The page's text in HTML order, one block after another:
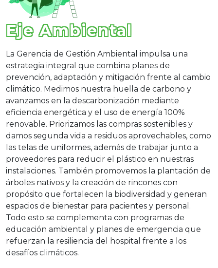
Eje Ambiental
La Gerencia de Gestión Ambiental impulsa una
estrategia integral que combina planes de
prevención, adaptación y mitigación frente al cambio
climático. Medimos nuestra huella de carbono y
avanzamos en la descarbonización mediante
eficiencia energética y el uso de energía 100%
renovable. Priorizamos las compras sostenibles y
damos segunda vida a residuos aprovechables, como
las telas de uniformes, además de trabajar junto a
proveedores para reducir el plástico en nuestras
instalaciones. También promovemos la plantación de
árboles nativos y la creación de rincones con
propósito que fortalecen la biodiversidad y generan
espacios de bienestar para pacientes y personal.
Todo esto se complementa con programas de
educación ambiental y planes de emergencia que
refuerzan la resiliencia del hospital frente a los
desafíos climáticos.